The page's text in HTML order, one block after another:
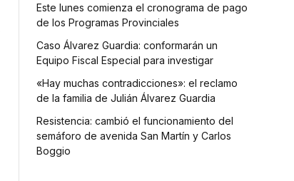
Este lunes comienza el cronograma de pago
de los Programas Provinciales
Caso Álvarez Guardia: conformarán un
Equipo Fiscal Especial para investigar
«Hay muchas contradicciones»: el reclamo
de la familia de Julián Álvarez Guardia
Resistencia: cambió el funcionamiento del
semáforo de avenida San Martín y Carlos
Boggio